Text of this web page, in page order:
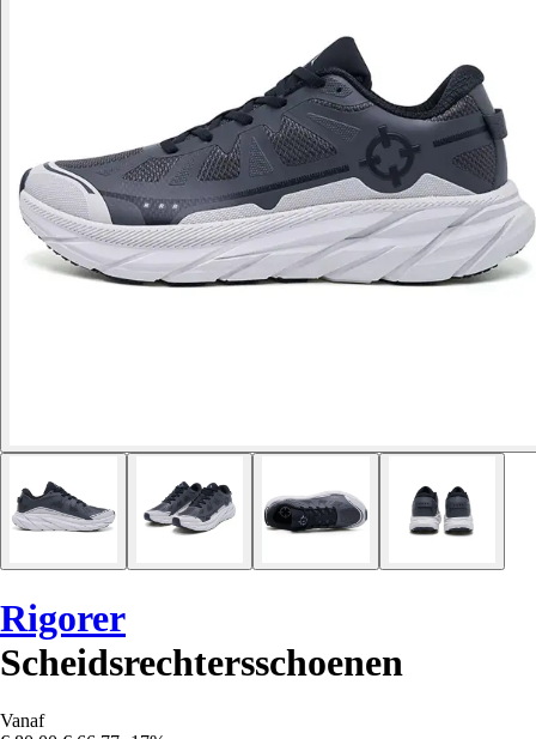
Rigorer
Scheidsrechtersschoenen
Vanaf